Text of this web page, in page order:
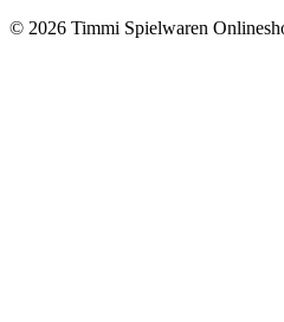
© 2026 Timmi Spielwaren